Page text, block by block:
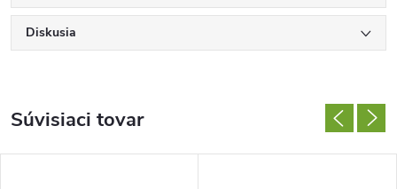
Diskusia
Súvisiaci tovar